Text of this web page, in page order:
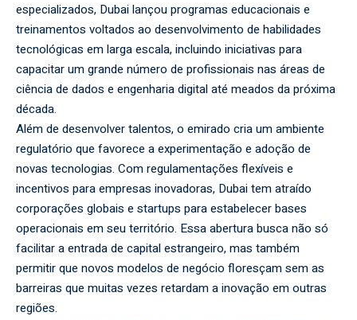
especializados, Dubai lançou programas educacionais e
treinamentos voltados ao desenvolvimento de habilidades
tecnológicas em larga escala, incluindo iniciativas para
capacitar um grande número de profissionais nas áreas de
ciência de dados e engenharia digital até meados da próxima
década.
Além de desenvolver talentos, o emirado cria um ambiente
regulatório que favorece a experimentação e adoção de
novas tecnologias. Com regulamentações flexíveis e
incentivos para empresas inovadoras, Dubai tem atraído
corporações globais e startups para estabelecer bases
operacionais em seu território. Essa abertura busca não só
facilitar a entrada de capital estrangeiro, mas também
permitir que novos modelos de negócio floresçam sem as
barreiras que muitas vezes retardam a inovação em outras
regiões.